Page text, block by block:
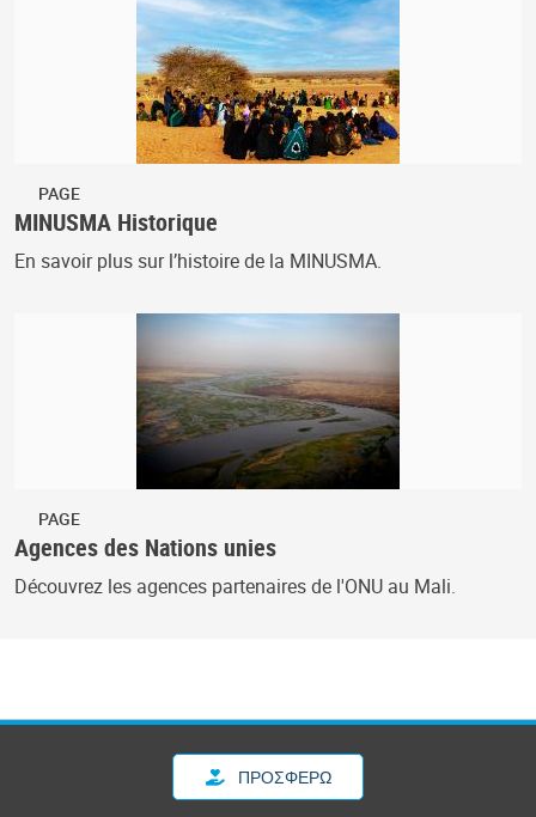
PAGE
MINUSMA Historique
En savoir plus sur l’histoire de la MINUSMA.
PAGE
Agences des Nations unies
Découvrez les agences partenaires de l'ONU au Mali.
ΠΡΟΣΦΈΡΩ